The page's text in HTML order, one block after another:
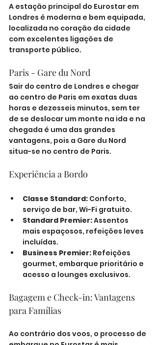
A estação principal do Eurostar em
Londres é moderna e bem equipada,
localizada no coração da cidade
com excelentes ligações de
transporte público.
Paris - Gare du Nord
Sair do centro de Londres e chegar
ao centro de Paris em exatas duas
horas e dezesseis minutos, sem ter
de se deslocar um monte na ida e na
chegada é uma das grandes
vantagens, pois a Gare du Nord
situa-se no centro de Paris.
Experiência a Bordo
Classe Standard: Conforto,
serviço de bar, Wi-Fi gratuito.
Standard Premier: Assentos
mais espaçosos, refeições leves
incluídas.
Business Premier: Refeições
gourmet, embarque prioritário e
acesso a lounges exclusivos.
Bagagem e Check-in: Vantagens
para Famílias
Ao contrário dos voos, o processo de